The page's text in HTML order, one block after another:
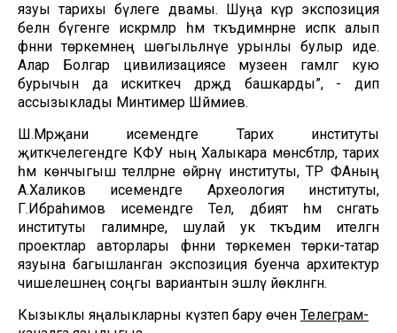
язуы тарихы бүлеге дәвамы. Шуңа күрә экспозиция
белән бүгенге искәрмәләр һәм тәкъдимнәрне исәпкә алып
фәнни төркемнең шөгыльләнүе урынлы булыр иде.
Алар Болгар цивилизациясе музеен гамәлгә кую
бурычын да искиткеч дәрәҗәдә башкарды”, - дип
ассызыклады Минтимер Шәймиев.
Ш.Мәрҗани исемендәге Тарих институты
җитәкчелегендәге КФУ ның Халыкара мөнәсәбәтләр, тарих
һәм көнчыгыш телләрне өйрәнү институты, ТР ФАның
А.Халиков исемендәге Археология институты,
Г.Ибраһимов исемендәге Тел, әдәбият һәм сәнгать
институты галимнәре, шулай ук тәкъдим ителгән
проектлар авторлары фәнни төркеменә төрки-татар
язуына багышланган экспозиция буенча архитектур
чишелешнең соңгы вариантын эшләү йөкләнгән.
Кызыклы яңалыкларны күзәтеп бару өчен Телеграм-